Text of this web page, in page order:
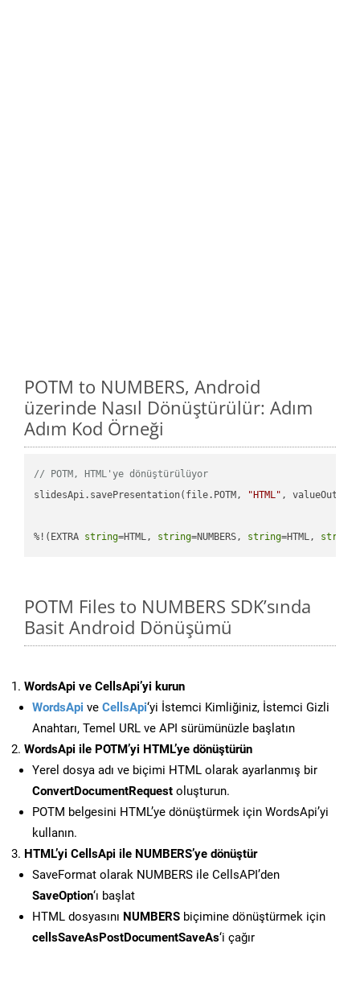
POTM to NUMBERS, Android
üzerinde Nasıl Dönüştürülür: Adım
Adım Kod Örneği
// POTM, HTML'ye dönüştürülüyor
slidesApi.savePresentation(file.POTM,
"HTML" ,
%!(EXTRA string=HTML, string=NUMBERS, string=HTML, string
POTM Files to NUMBERS SDK’sında
Basit Android Dönüşümü
WordsApi ve CellsApi’yi kurun
WordsApi ve CellsApi‘yi İstemci Kimliğiniz, İstemci Gizli
Anahtarı, Temel URL ve API sürümünüzle başlatın
WordsApi ile POTM’yi HTML’ye dönüştürün
Yerel dosya adı ve biçimi HTML olarak ayarlanmış bir
ConvertDocumentRequest oluşturun.
POTM belgesini HTML’ye dönüştürmek için WordsApi’yi
kullanın.
HTML’yi CellsApi ile NUMBERS’ye dönüştür
SaveFormat olarak NUMBERS ile CellsAPI’den
SaveOption‘ı başlat
HTML dosyasını NUMBERS biçimine dönüştürmek için
cellsSaveAsPostDocumentSaveAs‘i çağır